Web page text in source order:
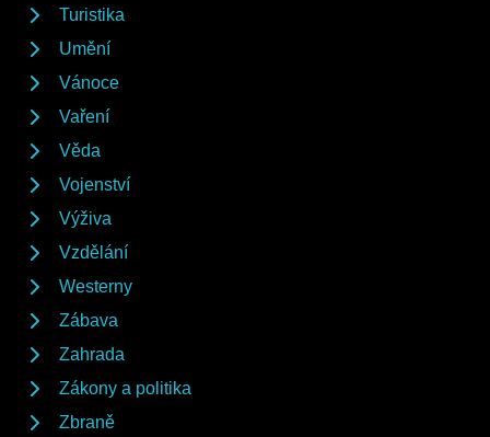
Turistika
Umění
Vánoce
Vaření
Věda
Vojenství
Výživa
Vzdělání
Westerny
Zábava
Zahrada
Zákony a politika
Zbraně